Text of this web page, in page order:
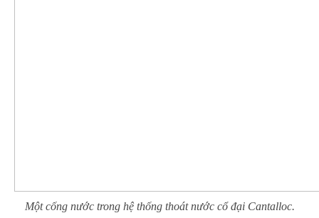
Một cống nước trong hệ thống thoát nước cổ đại Cantalloc.